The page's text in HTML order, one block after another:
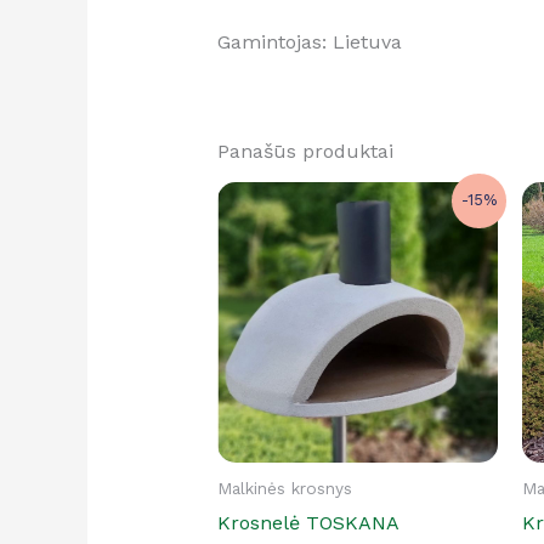
Gamintojas: Lietuva
Panašūs produktai
-15%
Malkinės krosnys
Krosnelė TOSKANA
Original
price
was:
€350.00.
Current
price
€299.00.